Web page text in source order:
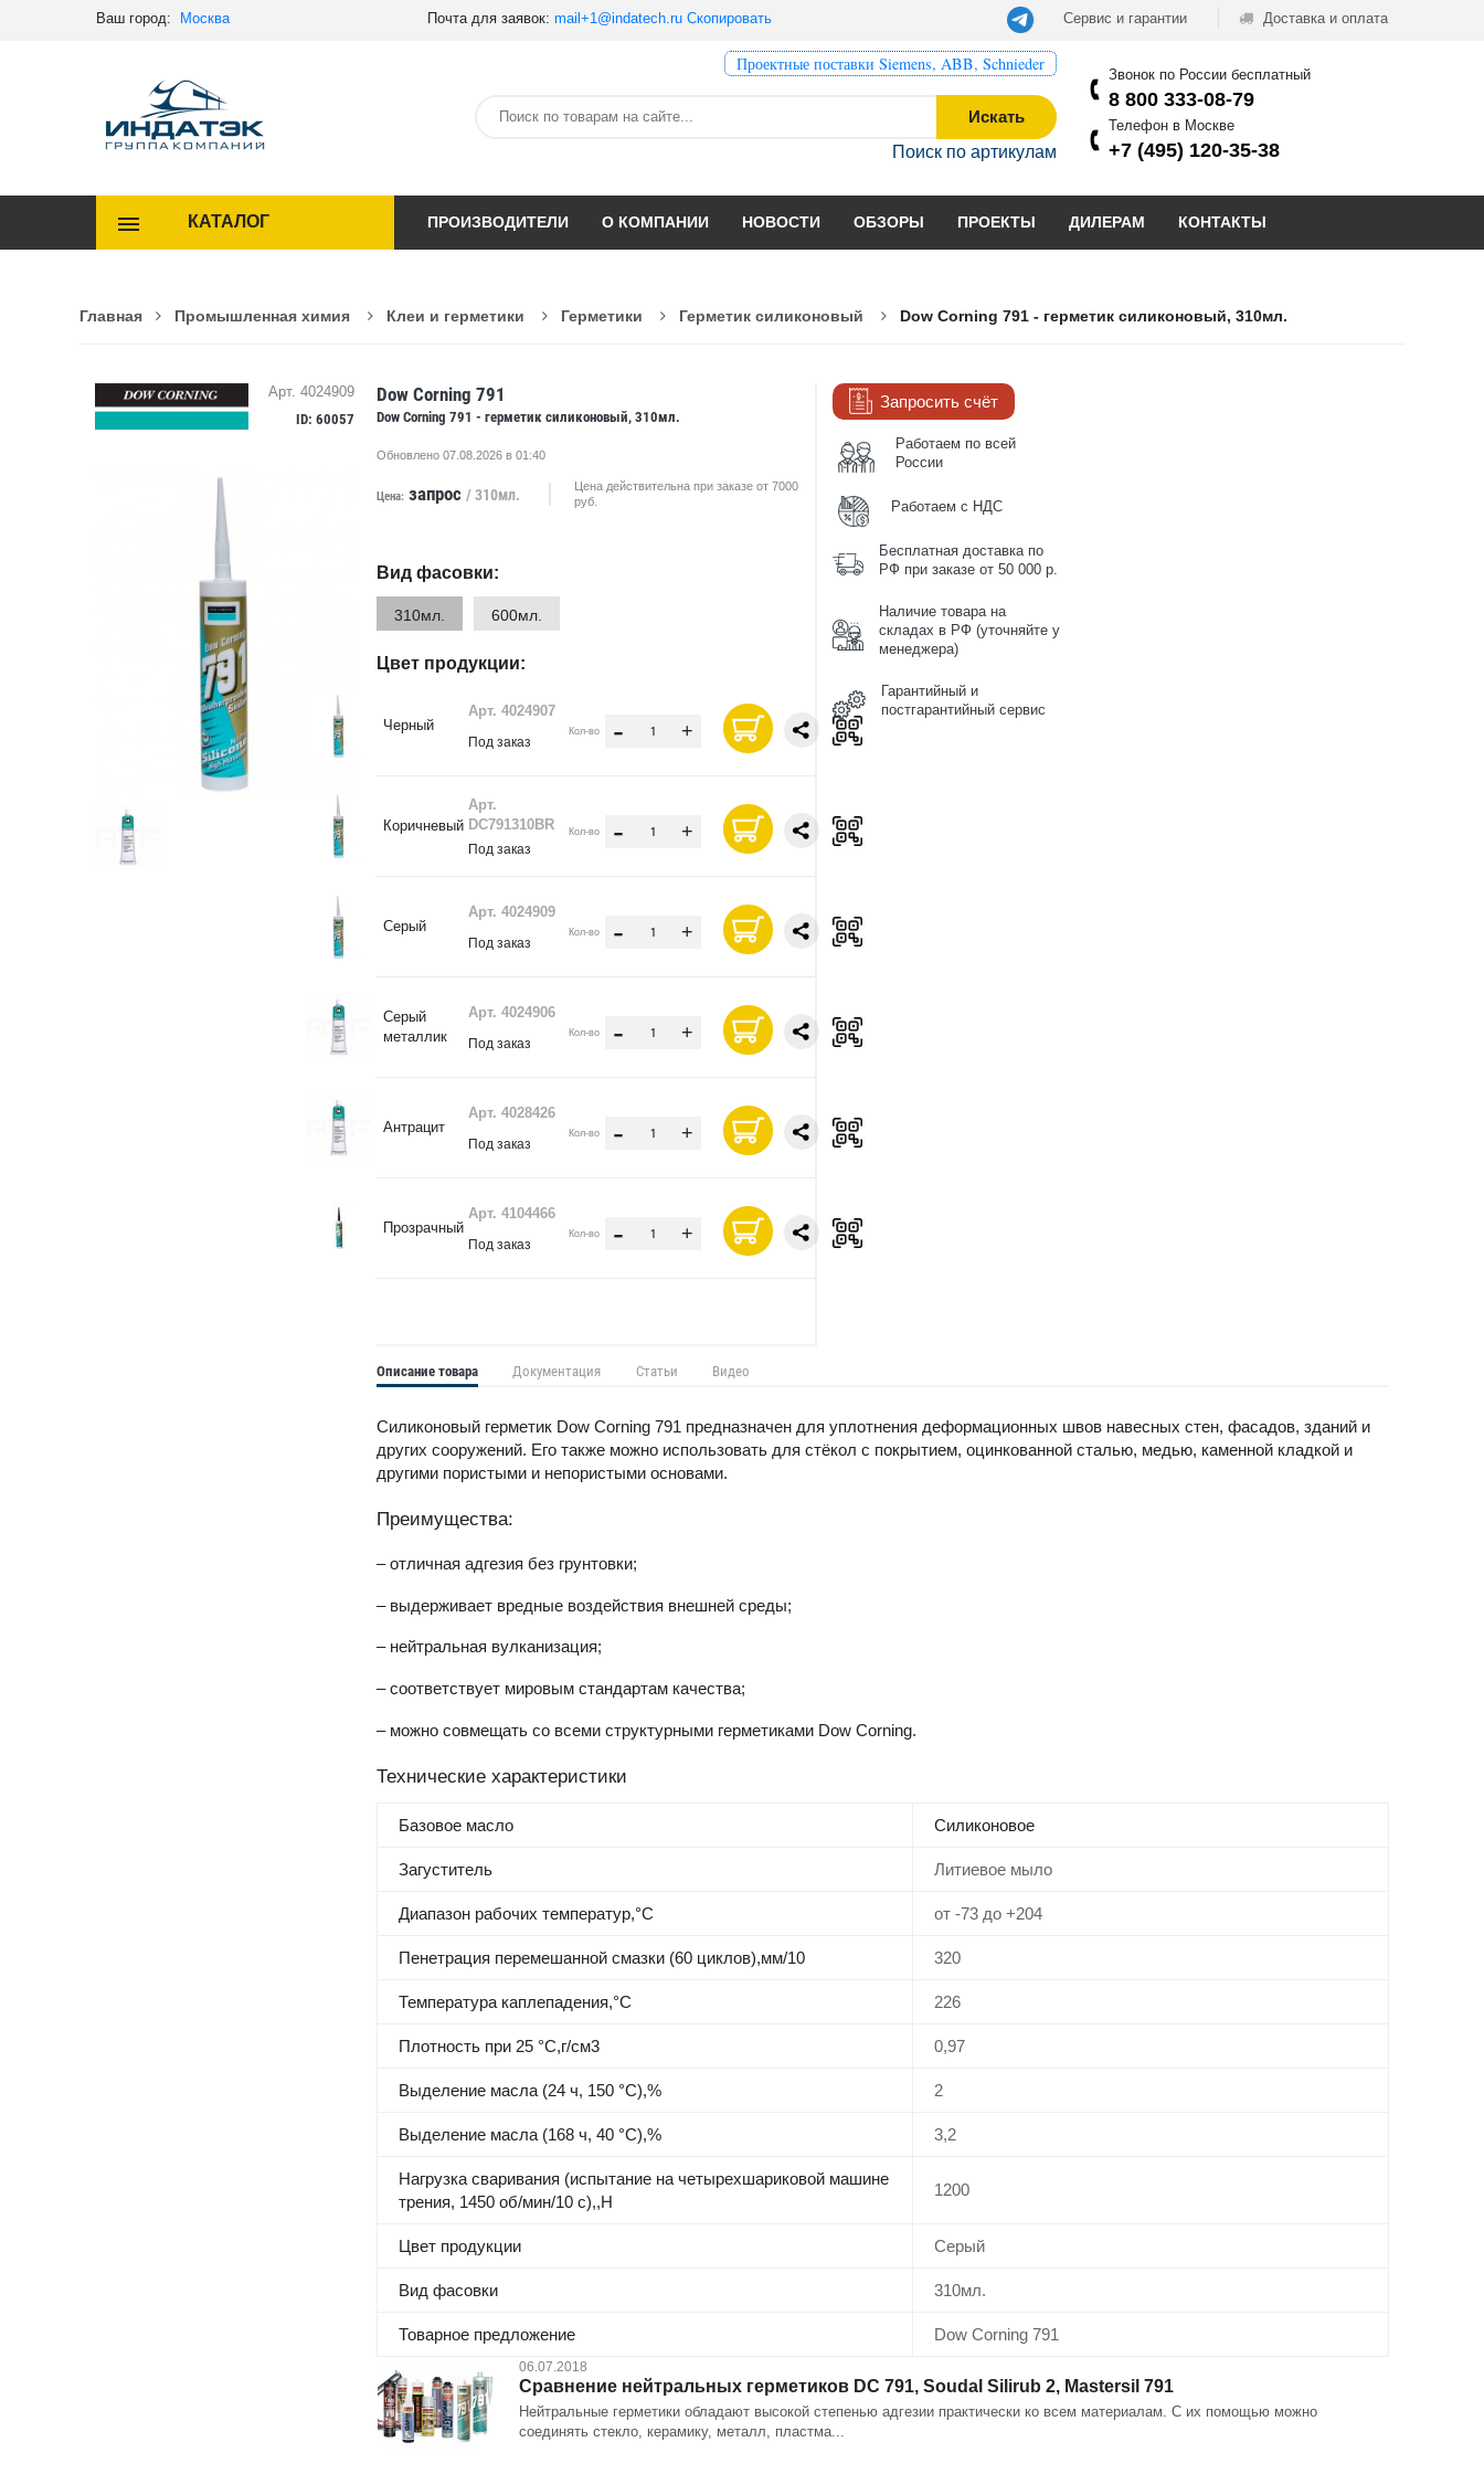
Ваш город: Москва Почта для заявок: mail+1@indatech.ru Скопировать Сервис и гарантии Доставка и оплата
Проектные поставки Siemens, ABB, Schnieder
Искать
Поиск по артикулам
Звонок по России бесплатный
8 800 333-08-79
Телефон в Москве
+7 (495) 120-35-38
КАТАЛОГ ПРОИЗВОДИТЕЛИ О КОМПАНИИ НОВОСТИ ОБЗОРЫ ПРОЕКТЫ ДИЛЕРАМ КОНТАКТЫ
Главная Промышленная химия Клеи и герметики Герметики Герметик силиконовый Dow Corning 791 - герметик силиконовый, 310мл.
Арт. 4024909
ID: 60057
Dow Corning 791
Dow Corning 791 - герметик силиконовый, 310мл.
Обновлено 07.08.2026 в 01:40
Цена: запрос / 310мл.
Цена действительна при заказе от 7000
руб.
Вид фасовки:
310мл. 600мл.
Цвет продукции:
Черный
Арт. 4024907
Под заказ
Кол-во - +
Коричневый
Арт.
DC791310BR
Под заказ
Кол-во - +
Серый
Арт. 4024909
Под заказ
Кол-во - +
Серый
металлик
Арт. 4024906
Под заказ
Кол-во - +
Антрацит
Арт. 4028426
Под заказ
Кол-во - +
Прозрачный
Арт. 4104466
Под заказ
Кол-во - +
Запросить счёт
Работаем по всей
России
Работаем с НДС
Бесплатная доставка по
РФ при заказе от 50 000 р.
Наличие товара на
складах в РФ (уточняйте у
менеджера)
Гарантийный и
постгарантийный сервис
Описание товара Документация Статьи Видео
Силиконовый герметик Dow Corning 791 предназначен для уплотнения деформационных швов навесных стен, фасадов, зданий и
других сооружений. Его также можно использовать для стёкол с покрытием, оцинкованной сталью, медью, каменной кладкой и
другими пористыми и непористыми основами.
Преимущества:
– отличная адгезия без грунтовки;
– выдерживает вредные воздействия внешней среды;
– нейтральная вулканизация;
– соответствует мировым стандартам качества;
– можно совмещать со всеми структурными герметиками Dow Corning.
Технические характеристики
Базовое масло Силиконовое
Загуститель Литиевое мыло
Диапазон рабочих температур,°С от -73 до +204
Пенетрация перемешанной смазки (60 циклов),мм/10 320
Температура каплепадения,°C 226
Плотность при 25 °С,г/см3 0,97
Выделение масла (24 ч, 150 °C),% 2
Выделение масла (168 ч, 40 °C),% 3,2
Нагрузка сваривания (испытание на четырехшариковой машине
трения, 1450 об/мин/10 с),,Н
1200
Цвет продукции Серый
Вид фасовки 310мл.
Товарное предложение Dow Corning 791
06.07.2018
Сравнение нейтральных герметиков DC 791, Soudal Silirub 2, Mastersil 791
Нейтральные герметики обладают высокой степенью адгезии практически ко всем материалам. С их помощью можно
соединять стекло, керамику, металл, пластма...